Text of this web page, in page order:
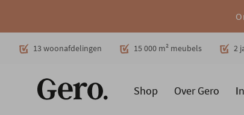
13 woonafdelingen 15 000 m² meubels 2
Shop Over Gero
Promoties Producten Cadeaubon Woonstijlen